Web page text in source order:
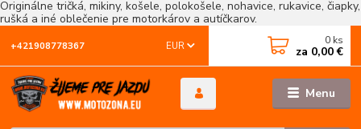
Originálne tričká, mikiny, košele, polokošele, nohavice, rukavice, čiapky,
rušká a iné oblečenie pre motorkárov a autíčkarov.
Menu
EUR
+421908778367 0 ks
za 0,00 €